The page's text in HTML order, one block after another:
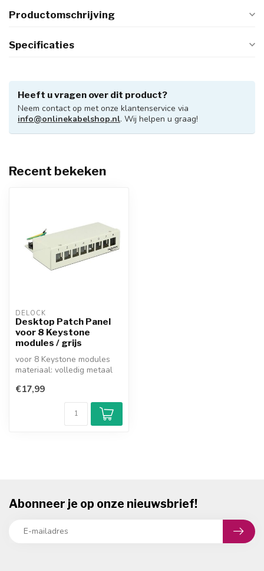
Productomschrijving
Specificaties
Heeft u vragen over dit product?
Neem contact op met onze klantenservice via
info@onlinekabelshop.nl. Wij helpen u graag!
Recent bekeken
DELOCK
Desktop Patch Panel
voor 8 Keystone
modules / grijs
voor 8 Keystone modules
materiaal: volledig metaal
afmetinge...
€17,99
Abonneer je op onze nieuwsbrief!